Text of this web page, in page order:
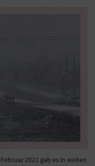
2021 gab es in weiten